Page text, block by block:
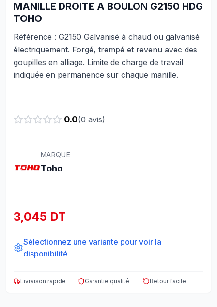
MANILLE DROITE A BOULON G2150 HDG
TOHO
Référence : G2150 Galvanisé à chaud ou galvanisé
électriquement. Forgé, trempé et revenu avec des
goupilles en alliage. Limite de charge de travail
indiquée en permanence sur chaque manille.
0.0(0 avis)
MARQUE
Toho
3,045 DT
Sélectionnez une variante pour voir la
disponibilité
Livraison rapide Garantie qualité Retour facile